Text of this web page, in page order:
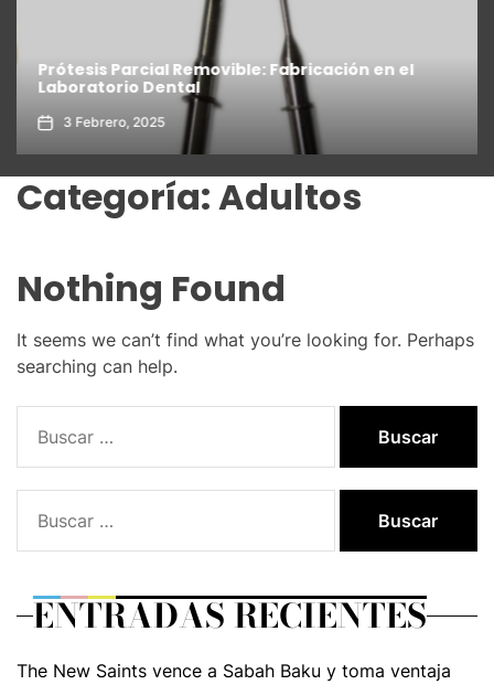
Prótesis Parcial Removible: Fabricación en el
Laboratorio Dental
3 Febrero, 2025
Categoría:Adultos
Nothing Found
It seems we can’t find what you’re looking for. Perhaps
searching can help.
ENTRADAS RECIENTES
The New Saints vence a Sabah Baku y toma ventaja